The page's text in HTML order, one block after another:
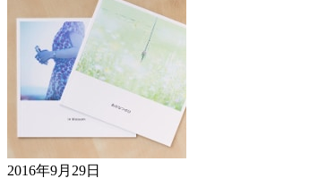
2016年9月29日